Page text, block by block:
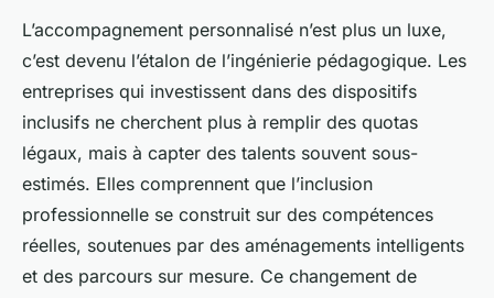
L’accompagnement personnalisé n’est plus un luxe,
c’est devenu l’étalon de l’ingénierie pédagogique. Les
entreprises qui investissent dans des dispositifs
inclusifs ne cherchent plus à remplir des quotas
légaux, mais à capter des talents souvent sous-
estimés. Elles comprennent que l’inclusion
professionnelle se construit sur des compétences
réelles, soutenues par des aménagements intelligents
et des parcours sur mesure. Ce changement de